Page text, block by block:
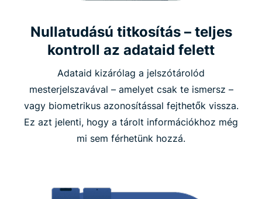
Nullatudású titkosítás – teljes
kontroll az adataid felett
Adataid kizárólag a jelszótárolód
mesterjelszavával – amelyet csak te ismersz –
vagy biometrikus azonosítással fejthetők vissza.
Ez azt jelenti, hogy a tárolt információkhoz még
mi sem férhetünk hozzá.